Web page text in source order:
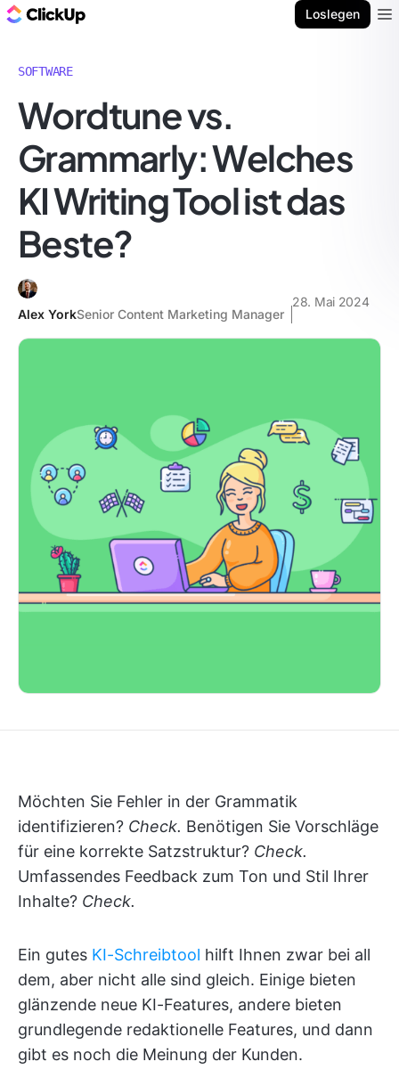
Loslegen
SOFTWARE
Wordtune vs.
Grammarly: Welches
KI Writing Tool ist das
Beste?
Alex YorkSenior Content Marketing Manager
28. Mai 2024
Möchten Sie Fehler in der Grammatik
identifizieren? Check. Benötigen Sie Vorschläge
für eine korrekte Satzstruktur? Check.
Umfassendes Feedback zum Ton und Stil Ihrer
Inhalte? Check.
Ein gutes KI-Schreibtool hilft Ihnen zwar bei all
dem, aber nicht alle sind gleich. Einige bieten
glänzende neue KI-Features, andere bieten
grundlegende redaktionelle Features, und dann
gibt es noch die Meinung der Kunden.